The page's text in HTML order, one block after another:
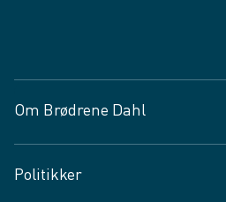
Om Brødrene Dahl
Vagttelefon 30 10 89 89
Politikker